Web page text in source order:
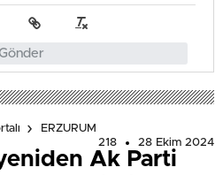
ERZURUM
218
28 Ekim 2024
Ak Parti